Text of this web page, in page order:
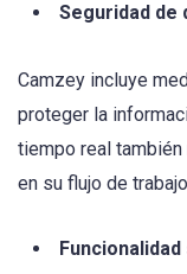
Seguridad de
Camzey incluye
proteger la
tiempo real
en su flujo de